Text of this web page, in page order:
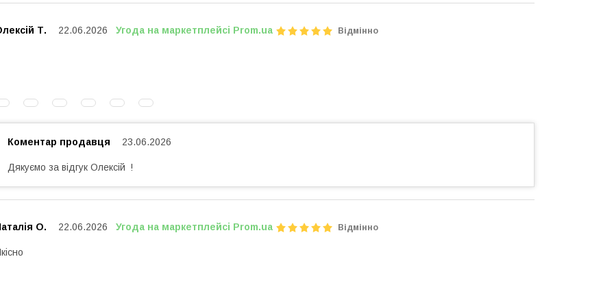
Т. 22.06.2026 Угода на маркетплейсі Prom.ua Відмінно
Коментар продавця 23.06.2026
Дякуємо за відгук Олексій !
О. 22.06.2026 Угода на маркетплейсі Prom.ua Відмінно